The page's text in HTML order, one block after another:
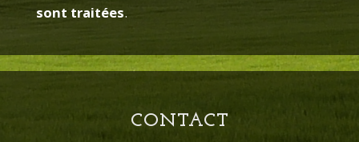
sont traitées.
CONTACT